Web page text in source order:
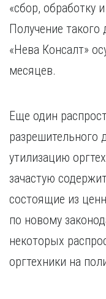
«сбор, обработку
Получение
«Нева Консалт»
месяцев.
Еще один
разрешительного
утилизацию
зачастую
состоящие из
по новому
некоторых
оргтехники на